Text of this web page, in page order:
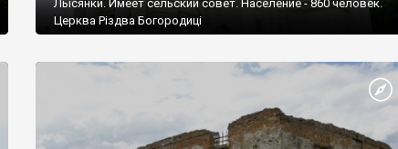
Лысянки. Имеет сельский совет. Население - 860 человек.
Церква Різдва Богородиці